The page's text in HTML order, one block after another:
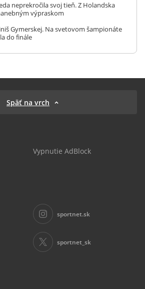
neprekročila svoj tieň. Z Holandska
výpraskom
Gymerskej. Na svetovom šampionáte
do finále
Späť na vrch
Vypnutie AdBlock
sportnet.sk
sportnet_sk